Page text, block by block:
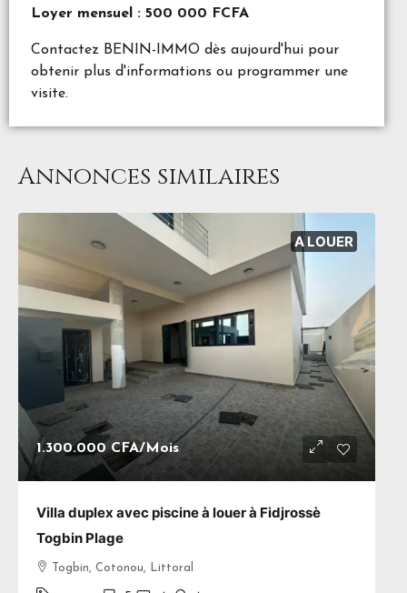
Loyer mensuel : 500 000 FCFA
Contactez BENIN-IMMO dès aujourd'hui pour
obtenir plus d'informations ou programmer une
visite.
Annonces similaires
A LOUER
1.300.000 CFA/Mois
Villa duplex avec piscine à louer à Fidjrossè
Togbin Plage
Togbin, Cotonou, Littoral